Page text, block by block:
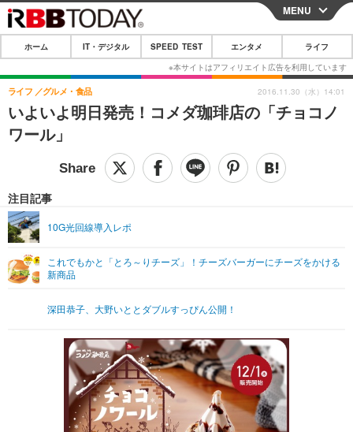
CLOSE
ホーム
IT・デジタル
IT・デジタルTOP スマートフォン
ショッピング その他
SPEED TEST
エンタメTOP 映画・ドラマ
グラビア
ショッピング
ライフTOP
その他
リリース一覧
プッシュ通知の停止方法
MENU
ホーム IT・デジタル SPEED TEST エンタメ ライフ
いよいよ明日発売！コメダ珈琲店の「チョコノ
ワール」
ライフ グルメ・食品
注目記事
10G光回線導入レポ
これでもかと「とろ～りチーズ」！チーズバーガーにチーズをかける
新商品
深田恭子、大野いととダブルすっぴん公開！
2016.11.30（水）14:01